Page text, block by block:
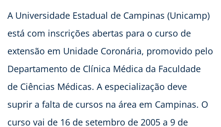
A Universidade Estadual de Campinas (Unicamp)
está com inscrições abertas para o curso de
extensão em Unidade Coronária, promovido pelo
Departamento de Clínica Médica da Faculdade
de Ciências Médicas. A especialização deve
suprir a falta de cursos na área em Campinas. O
curso vai de 16 de setembro de 2005 a 9 de